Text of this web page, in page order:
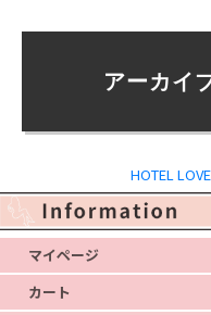
アーカイ
HOTEL
マイページ
カート